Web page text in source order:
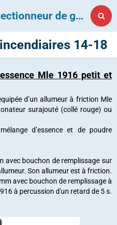
Carnets d'un collectionneur de grenades françaises
14-18
Mle 1916 petit et
d’un allumeur à friction Mle
surajouté (collé rouge) ou
d’essence et de poudre
avec bouchon de remplissage sur
Son allumeur est à friction.
avec bouchon de remplissage à
à percussion d'un retard de 5 s.